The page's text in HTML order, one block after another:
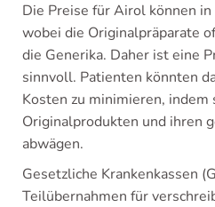
Die Preise für Airol können
wobei die Originalpräparate
die Generika. Daher ist eine
sinnvoll. Patienten könnten
Kosten zu minimieren, indem
Originalprodukten und ihren
abwägen.
Gesetzliche Krankenkassen
Teilübernahmen für